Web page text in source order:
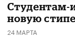
Студентам-
новую
24 МАРТА